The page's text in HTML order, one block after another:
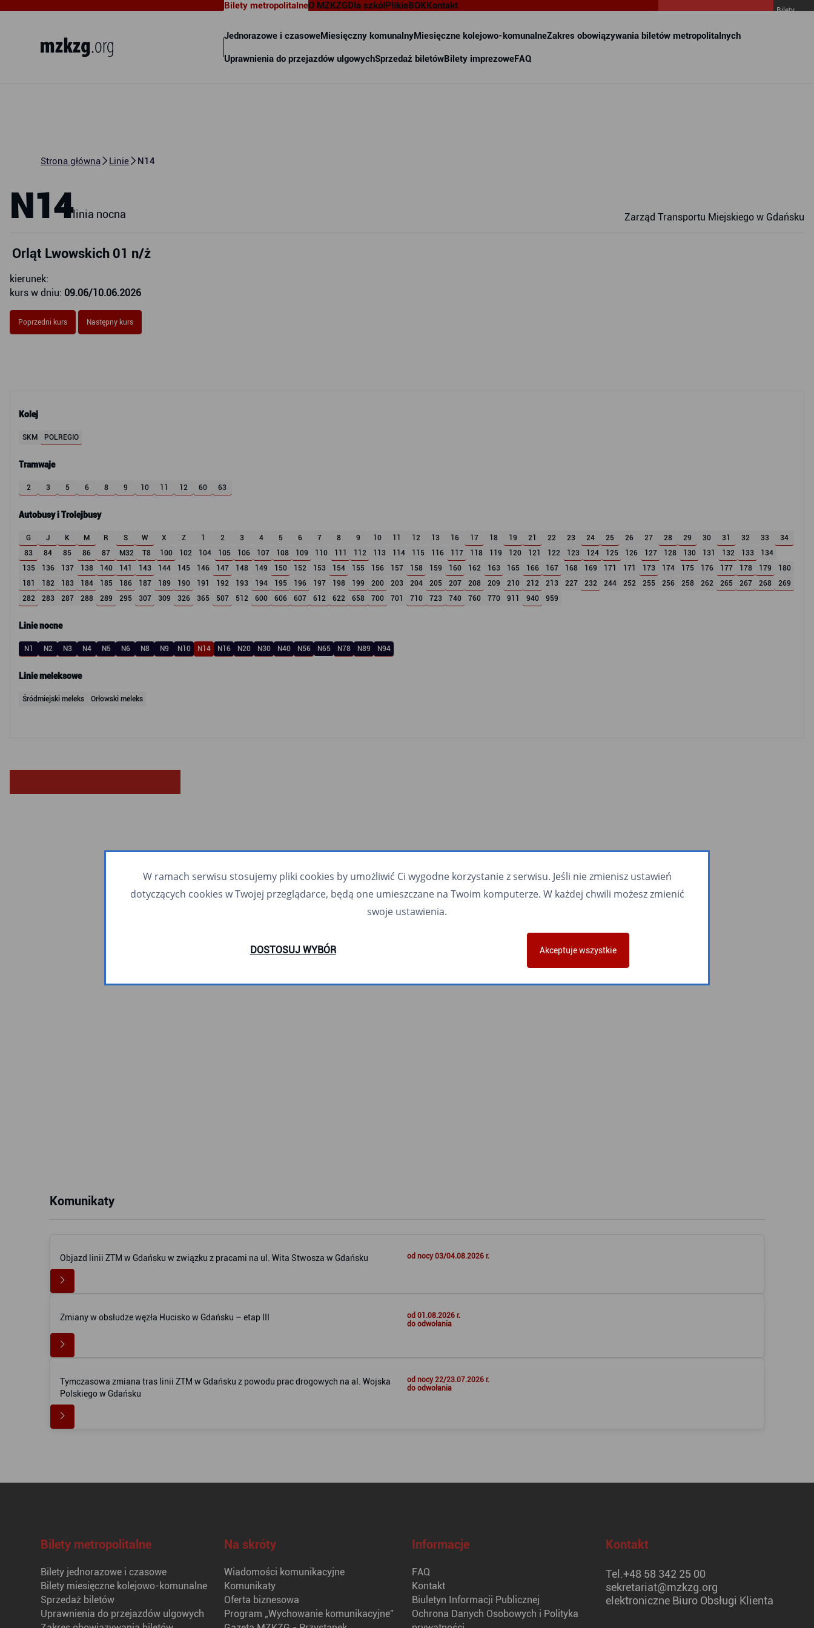
Bilety metropolitalne
Jednorazowe i czasoweMiesięczny komunalnyMiesięczne kolejowo-komunalneZakres obowiązywania biletów metropolitalnych
Uprawnienia do przejazdów ulgowychSprzedaż biletówBilety imprezoweFAQ
O MZKZGDla szkółPlikieBOKKontakt
Bilety
Strona główna Linie N14
Kolej
SKM POLREGIO
Tramwaje
2 3 5 6 8 9 10 11 12 60 63
Autobusy i Trolejbusy
G J K M R S W X Z 1 2 3 4 5 6 7 8 9 10 11 12 13 16 17 18 19 21 22 23 24 25 26 27 28 29 30 31 32 33
34
83
84 85 86 87 M32 T8 100 102 104 105 106 107 108 109 110 111 112 113 114 115 116 117 118 119 120 121 122 123 124 125 126 127 128 130 131 132 133
134
135
136 137 138 140 141 143 144 145 146 147 148 149 150 152 153 154 155 156 157 158 159 160 162 163 165 166 167 168 169 171 171 173 174 175 176 177 178 179
180
181
182 183 184 185 186 187 189 190 191 192 193 194 195 196 197 198 199 200 203 204 205 207 208 209 210 212 213 227 232 244 252 255 256 258 262 265 267 268
269
282
283 287 288 289 295 307 309 326 365 507 512 600 606 607 612 622 658 700 701 710 723 740 760 770 911 940 959
Linie nocne
N1 N2 N3 N4 N5 N6 N8 N9 N10 N14 N16 N20 N30 N40 N56 N65 N78 N89 N94
Linie meleksowe
Śródmiejski meleks Orłowski meleks
N14linia nocna Zarząd Transportu Miejskiego w Gdańsku
Orląt Lwowskich 01 n/ż
kierunek:
kurs w dniu: 09.06/10.06.2026
Poprzedni kurs Następny kurs
Komunikaty
Objazd linii ZTM w Gdańsku w związku z pracami na ul. Wita Stwosza w Gdańsku od nocy 03/04.08.2026 r.
Zmiany w obsłudze węzła Hucisko w Gdańsku – etap III
od 01.08.2026 r.
do odwołania
Tymczasowa zmiana tras linii ZTM w Gdańsku z powodu prac drogowych na al. Wojska
Polskiego w Gdańsku
od nocy 22/23.07.2026 r.
do odwołania
Bilety metropolitalne
Bilety jednorazowe i czasowe
Bilety miesięczne kolejowo-komunalne
Sprzedaż biletów
Uprawnienia do przejazdów ulgowych
Na skróty
Wiadomości komunikacyjne
Komunikaty
Oferta biznesowa
Program „Wychowanie komunikacyjne”
Informacje
FAQ
Kontakt
Biuletyn Informacji Publicznej
Ochrona Danych Osobowych i Polityka
Kontakt
Tel.+48 58 342 25 00
sekretariat@mzkzg.org
elektroniczne Biuro Obsługi Klienta
W ramach serwisu stosujemy pliki cookies by umożliwić Ci wygodne korzystanie z serwisu. Jeśli nie zmienisz ustawień
dotyczących cookies w Twojej przeglądarce, będą one umieszczane na Twoim komputerze. W każdej chwili możesz zmienić
swoje ustawienia.
DOSTOSUJ WYBÓR Akceptuje wszystkie